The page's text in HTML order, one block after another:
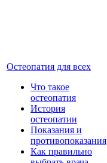
Остеопатия для всех
Что такое
остеопатия
История
остеопатии
Показания и
противопоказания
Как правильно